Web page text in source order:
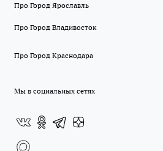
Про Город Ярославль
Про Город Владивосток
Про Город Краснодара
Мы в социальных сетях